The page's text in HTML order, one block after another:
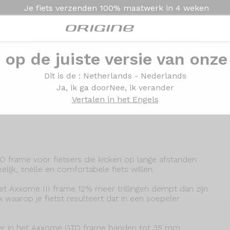
Je fiets verzenden 100% maatwerk in 4 weken
de juiste versie van
Dit is de : Netherlands - Nederlands
Ja, ik ga doorNee, ik verander
Vertalen in het Engels
Presentatie
frame voor fietsers die kicken op lange afstanden
snelle en comfortabele fiets willen.
Axxome III frame 12% meer trillingen dempt dan zijn
waarop je fietst resulteert dat in een soepeler
in het Axxome GTO frame banden tot 35 mm.